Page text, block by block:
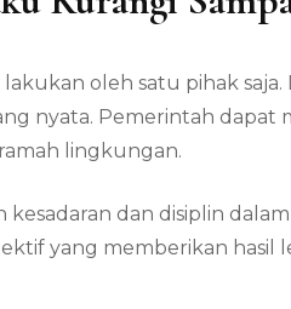
oleh satu pihak
nyata. Pemerintah dapat
lingkungan.
dan disiplin
yang memberikan hasil